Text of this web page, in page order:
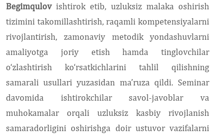
Begimqulovishtirok etib, uzluksiz malaka oshirish
tizimini takomillashtirish, raqamli kompetensiyalarni
rivojlantirish, zamonaviy metodik yondashuvlarni
amaliyotga joriy etish hamda tinglovchilar
o‘zlashtirish ko‘rsatkichlarini tahlil qilishning
samarali usullari yuzasidan ma’ruza qildi. Seminar
davomida ishtirokchilar savol-javoblar va
muhokamalar orqali uzluksiz kasbiy rivojlanish
samaradorligini oshirishga doir ustuvor vazifalarni